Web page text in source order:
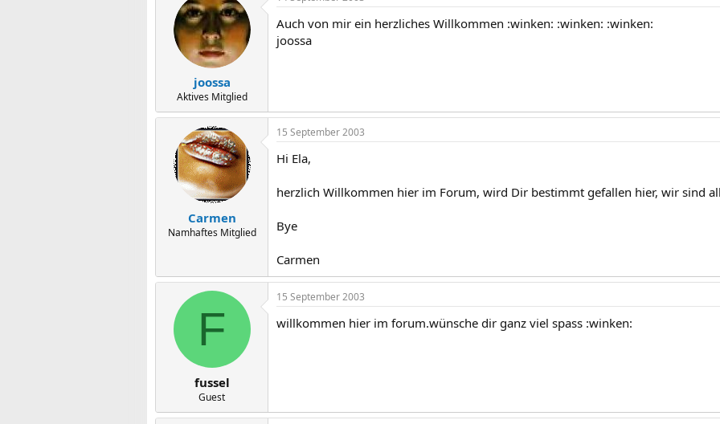
joossa
Aktives Mitglied
Auch von mir ein herzliches Willkommen :winken: :winken: :winken:
joossa
Carmen
Namhaftes Mitglied
15 September 2003
Hi Ela,
herzlich Willkommen hier im Forum, wird Dir bestimmt gefallen hier, wir sind
Bye
Carmen
F
fussel
Guest
15 September 2003
willkommen hier im forum.wünsche dir ganz viel spass :winken: